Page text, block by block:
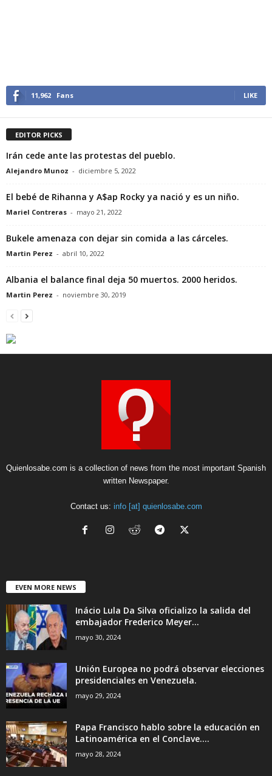
11,962 Fans LIKE
EDITOR PICKS
Irán cede ante las protestas del pueblo.
Alejandro Munoz - diciembre 5, 2022
El bebé de Rihanna y A$ap Rocky ya nació y es un niño.
Mariel Contreras - mayo 21, 2022
Bukele amenaza con dejar sin comida a las cárceles.
Martin Perez - abril 10, 2022
Albania el balance final deja 50 muertos. 2000 heridos.
Martin Perez - noviembre 30, 2019
Quienlosabe.com is a collection of news from the most important Spanish
written Newspaper.
Contact us: info [at] quienlosabe.com
EVEN MORE NEWS
Inácio Lula Da Silva oficializo la salida del
embajador Frederico Meyer...
mayo 30, 2024
Unión Europea no podrá observar elecciones
presidenciales en Venezuela.
mayo 29, 2024
Papa Francisco hablo sobre la educación en
Latinoamérica en el Conclave....
mayo 28, 2024